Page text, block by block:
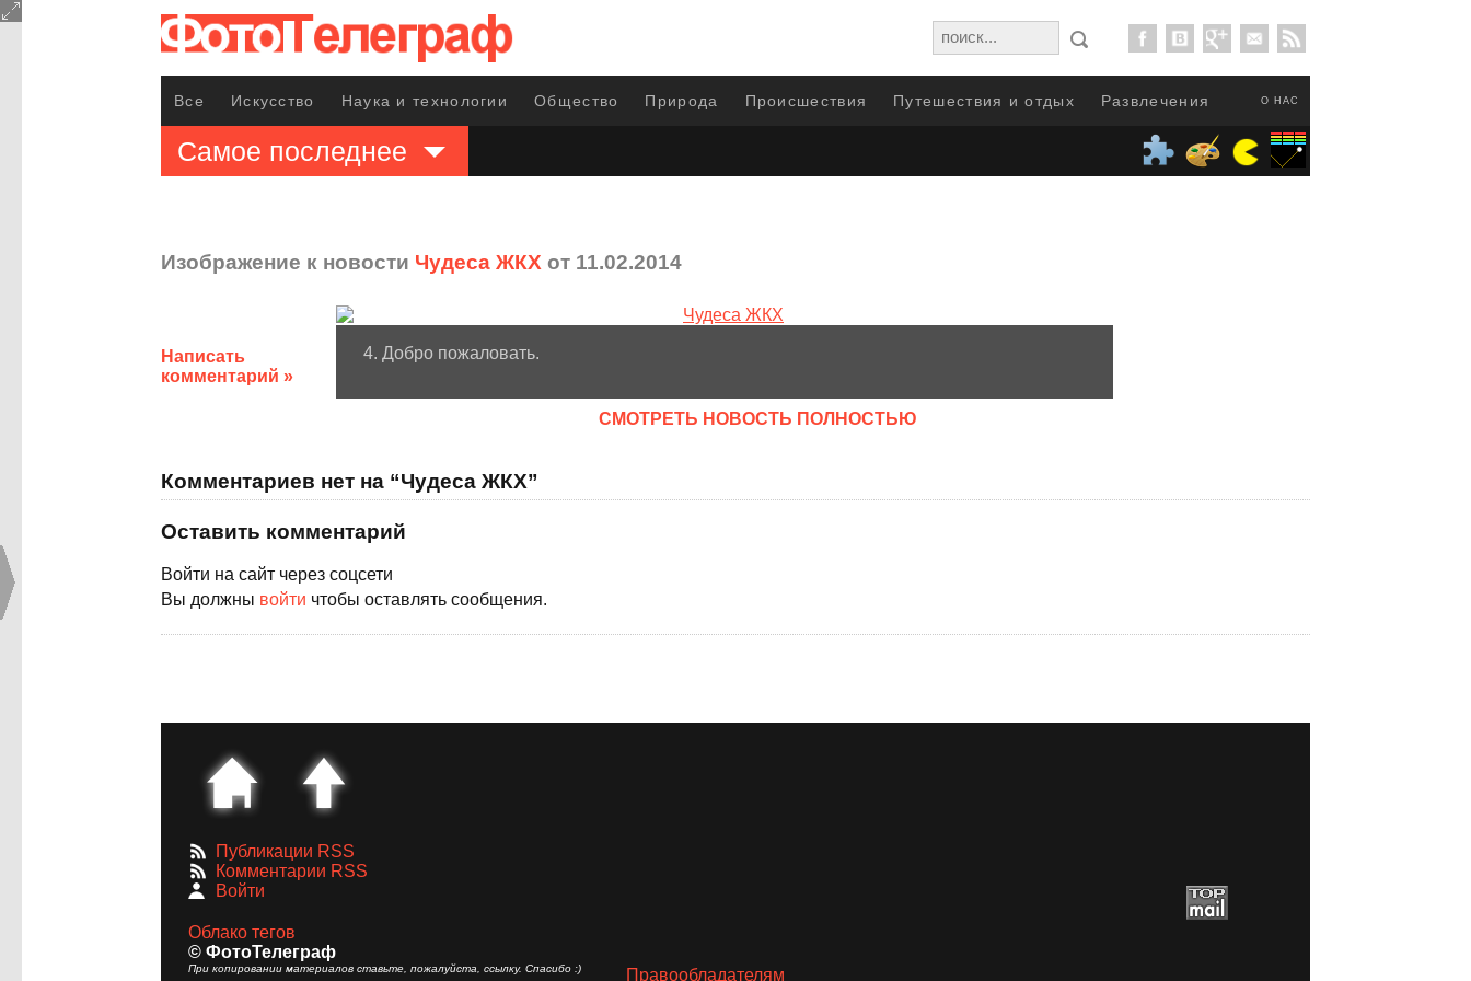
О НАС
Все Искусство Наука и технологии Общество Природа Происшествия Путешествия и отдых Развлечения
Самое последнее
Изображение к новости Чудеса ЖКХ от 11.02.2014
Написать
комментарий »
4. Добро пожаловать.
CМОТРЕТЬ НОВОСТЬ ПОЛНОСТЬЮ
Комментариев нет на “Чудеса ЖКХ”
Оставить комментарий
Войти на сайт через соцсети
Вы должны войти чтобы оставлять сообщения.
Публикации RSS
Комментарии RSS
Войти
Облако тегов
© ФотоТелеграф
При копировании материалов ставьте, пожалуйста, ссылку. Спасибо :) Правообладателям